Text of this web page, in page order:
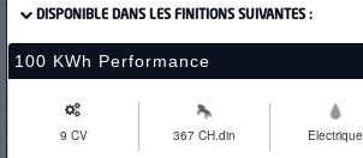
DISPONIBLE DANS LES FINITIONS SUIVANTES :
100 KWh Performance
9 CV 367 CH.din Electrique